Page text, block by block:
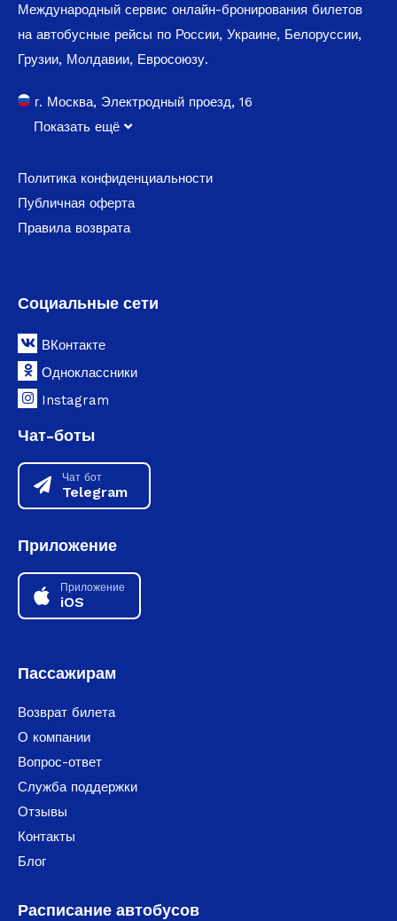
Международный сервис онлайн-бронирования билетов
на автобусные рейсы по России, Украине, Белоруссии,
Грузии, Молдавии, Евросоюзу.
г. Москва, Электродный проезд, 16
Показать ещё
Политика конфиденциальности
Публичная оферта
Правила возврата
Социальные сети
ВКонтакте
Одноклассники
Instagram
Чат-боты
Чат бот
Telegram
Приложение
Приложение
iOS
Пассажирам
Возврат билета
О компании
Вопрос-ответ
Служба поддержки
Отзывы
Контакты
Блог
Расписание автобусов